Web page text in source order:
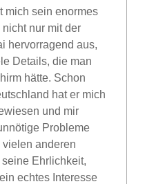
mich sein enormes
nur mit der
hervorragend aus,
Details, die man
hätte. Schon
hat er mich
und mir
Probleme
vielen anderen
Ehrlichkeit,
echtes Interesse